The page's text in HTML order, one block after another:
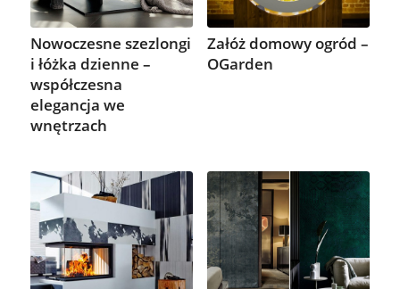
Nowoczesne szezlongi
i łóżka dzienne –
współczesna
elegancja we
wnętrzach
Załóż domowy ogród –
OGarden